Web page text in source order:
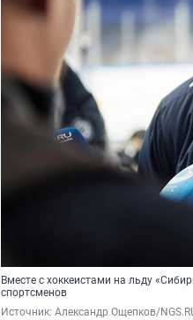
Вместе с хоккеистами на льду
спортсменов
Источник: Александр Ощепков/